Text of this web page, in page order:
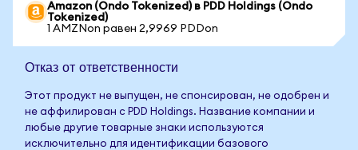
Amazon (Ondo Tokenized) в PDD Holdings (Ondo
Tokenized)
1 AMZNon равен 2,9969 PDDon
Отказ от ответственности
Этот продукт не выпущен, не спонсирован, не одобрен и
не аффилирован с PDD Holdings. Название компании и
любые другие товарные знаки используются
исключительно для идентификации базового